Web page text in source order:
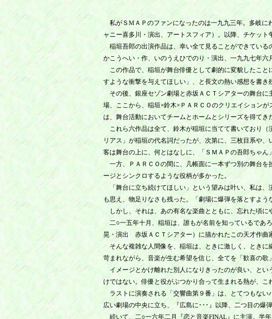
私がＳМＡＰのファンになったのは一九九三年。多岐に
ャニー喜多川・演出、アートスフィア）。以降、チケッ
稲垣吾郎の出演作品は、幸い全て見ることができている
かこうへい・作、いのうえひでのり・演出、一九九七年
この作品で、稲垣が舞台俳優として劇的に変貌したこと
すような衝撃を与えてほしい」、と長文の熱い感想を書き
その後、銀座セゾン劇場と赤坂ＡＣＴシアターの舞台に
場、ここから、稲垣×鈴木×ＰＡＲＣＯのクリエイション
は、舞台活動においてチームとホームとシリーズを得てき
これら六作品は全て、鈴木が稲垣に当てて書いており（
リアス」が稲垣の代名詞だったが、次第に、三枚目系や
客は舞台の上に、何とはなしに、「ＳＭＡＰの吾郎ちゃ
一方、ＰＡＲＣＯの間に、几帳面に一本ずつ別の舞台を
ージとシンクロするような役柄が多かった。
「舞台に立ち続けてほしい」という望みは叶い、私は、
も思え、物足りなさも残った。「劇場に爆弾を落とすよ
しかし、それは、あの有名な楽曲とともに、忘れた頃に
二○一五年十月、稲垣は、誰もが名前を知っているであ
晃・演出 赤坂ＡＣＴシアター）に描かれたこの天才作曲
そんな複雑な人間像を、稲垣は、ときに激しく、ときに
苛まれながら、音楽が生む希望を信じ、全てを「歓喜の
イメージとかけ離れた別人になりきったのが良い、とい
けではない。俳優と役がぶつかり合って生まれる熱が、
ラストに演奏される「交響曲第９番」は、とてつもない
広い劇場の中央に立ち、『広島に･･･』以降、二つ目の爆
続いて、二○一六年二月『恋と音楽FINAL』に主演。半